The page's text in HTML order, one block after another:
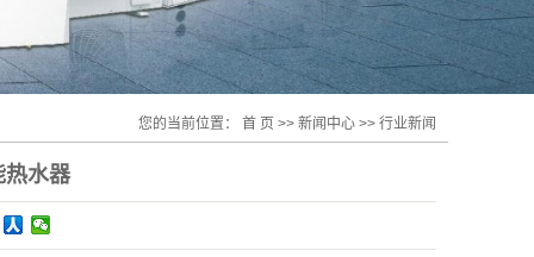
您的当前位置： 首 页 >> 新闻中心 >> 行业新闻
热水器